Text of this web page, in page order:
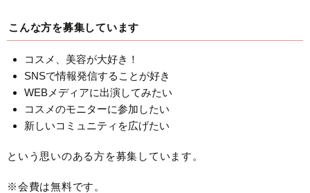
こんな方を募集しています
コスメ、美容が大好き！
SNSで情報発信することが好き
WEBメディアに出演してみたい
コスメのモニターに参加したい
新しいコミュニティを広げたい
という思いのある方を募集しています。
※会費は無料です。